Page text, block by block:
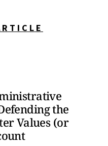
the
Values (or